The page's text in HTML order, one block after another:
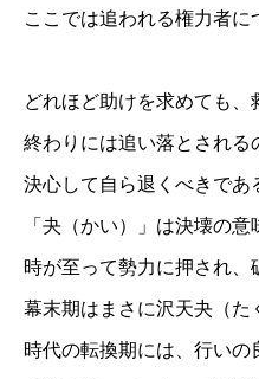
ここでは追われる権力者に
どれほど助けを求めても、
終わりには追い落とされる
決心して自ら退くべきであ
「夬（かい）」は決壊の意
時が至って勢力に押され、
幕末期はまさに沢天夬（た
時代の転換期には、行いの